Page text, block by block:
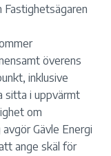
överens
inklusive
sitta i uppvärmt
om
Gävle Energi
ange skäl för